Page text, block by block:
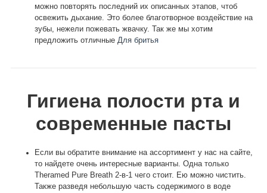
можно повторять последний их описанных этапов, чтоб
освежить дыхание. Это более благотворное воздействие на
зубы, нежели пожевать жвачку. Так же мы хотим
предложить отличные Для бритья
Гигиена полости рта и
современные пасты
Если вы обратите внимание на ассортимент у нас на сайте,
то найдете очень интересные варианты. Одна только
Тheramed Pure Breath 2-в-1 чего стоит. Ею можно чистить.
Также разведя небольшую часть содержимого в воде